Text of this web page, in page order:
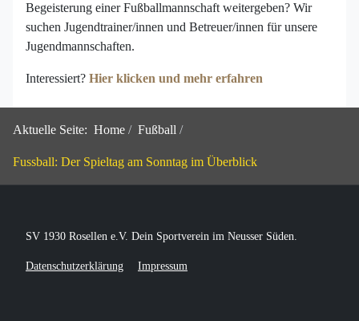
Begeisterung einer Fußballmannschaft weitergeben? Wir
suchen Jugendtrainer/innen und Betreuer/innen für unsere
Jugendmannschaften.
Interessiert? Hier klicken und mehr erfahren
Aktuelle Seite: Home Fußball
Fussball: Der Spieltag am Sonntag im Überblick
SV 1930 Rosellen e.V. Dein Sportverein im Neusser Süden.
Datenschutzerklärung Impressum